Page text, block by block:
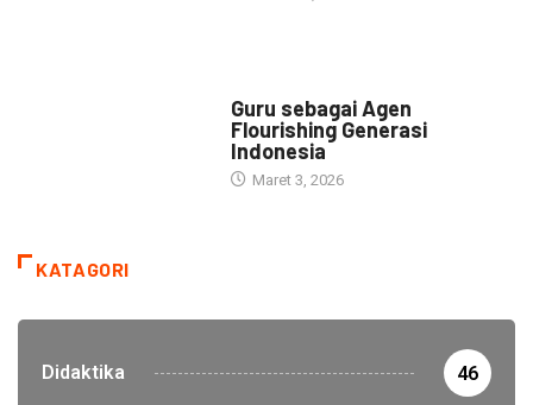
Guru sebagai Agen
Flourishing Generasi
Indonesia
Maret 3, 2026
KATAGORI
Didaktika 46